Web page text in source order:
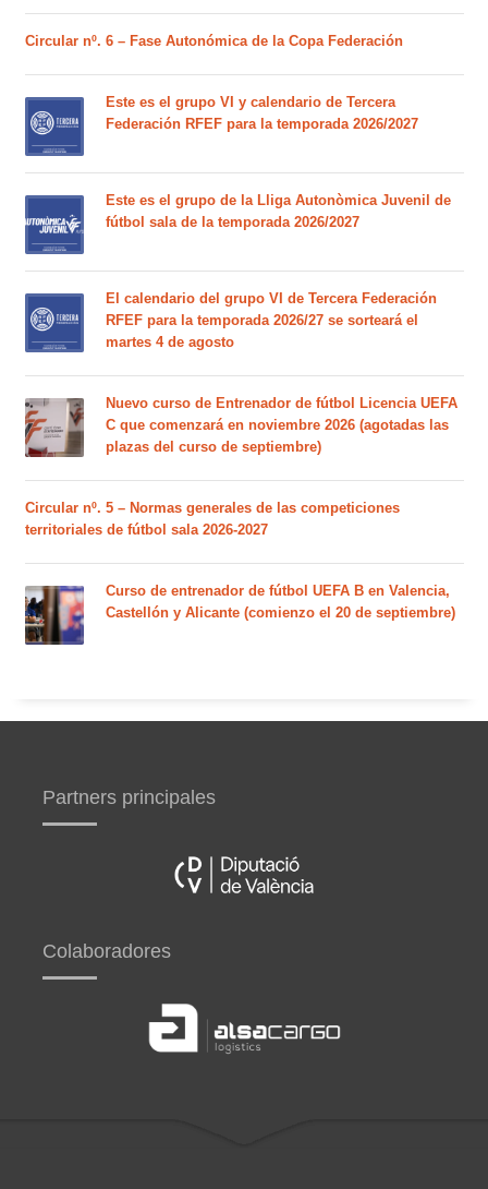
Circular nº. 6 – Fase Autonómica de la Copa Federación
Este es el grupo VI y calendario de Tercera
Federación RFEF para la temporada 2026/2027
Este es el grupo de la Lliga Autonòmica Juvenil de
fútbol sala de la temporada 2026/2027
El calendario del grupo VI de Tercera Federación
RFEF para la temporada 2026/27 se sorteará el
martes 4 de agosto
Nuevo curso de Entrenador de fútbol Licencia UEFA
C que comenzará en noviembre 2026 (agotadas las
plazas del curso de septiembre)
Circular nº. 5 – Normas generales de las competiciones
territoriales de fútbol sala 2026-2027
Curso de entrenador de fútbol UEFA B en Valencia,
Castellón y Alicante (comienzo el 20 de septiembre)
Partners principales
Colaboradores